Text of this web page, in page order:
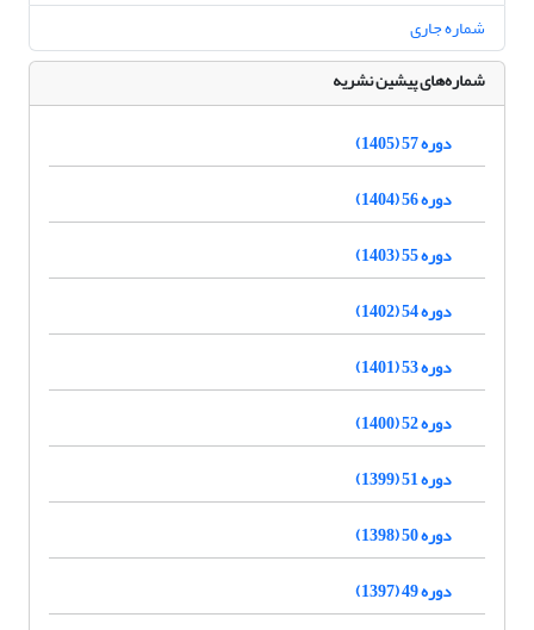
شماره جاری
شماره‌های پیشین نشریه
دوره 57 (1405)
دوره 56 (1404)
دوره 55 (1403)
دوره 54 (1402)
دوره 53 (1401)
دوره 52 (1400)
دوره 51 (1399)
دوره 50 (1398)
دوره 49 (1397)